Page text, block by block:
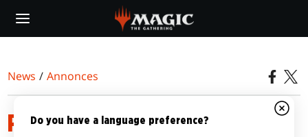
main
News /Annonces
PREMIER APERÇU DE
Do you have a language preference?